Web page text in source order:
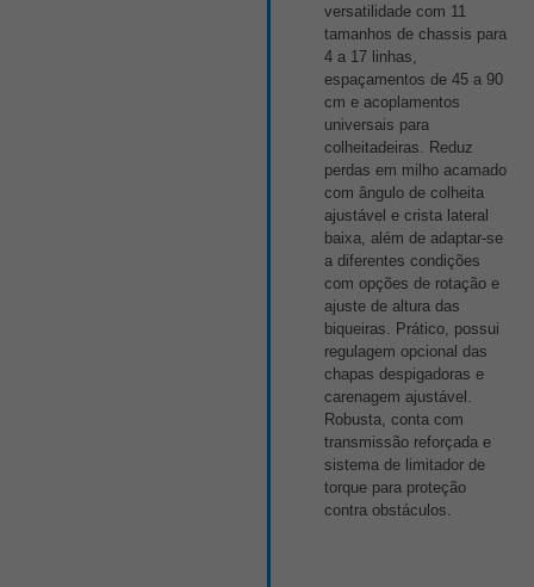
versatilidade com 11
tamanhos de chassis para
4 a 17 linhas,
espaçamentos de 45 a 90
cm e acoplamentos
universais para
colheitadeiras. Reduz
perdas em milho acamado
com ângulo de colheita
ajustável e crista lateral
baixa, além de adaptar-se
a diferentes condições
com opções de rotação e
ajuste de altura das
biqueiras. Prático, possui
regulagem opcional das
chapas despigadoras e
carenagem ajustável.
Robusta, conta com
transmissão reforçada e
sistema de limitador de
torque para proteção
contra obstáculos.